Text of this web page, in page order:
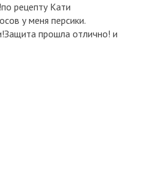
рецепту Кати
у меня персики.
прошла отлично! и